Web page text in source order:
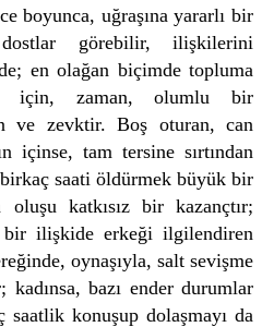
boyunca, uğraşına yararlı bir
görebilir, ilişkilerini
en olağan biçimde topluma
için, zaman, olumlu bir
ve zevktir. Boş oturan, can
içinse, tam tersine sırtından
saati öldürmek büyük bir
oluşu katkısız bir kazançtır;
ilişkide erkeği ilgilendiren
oynaşıyla, salt sevişme
bazı ender durumlar
saatlik konuşup dolaşmayı da